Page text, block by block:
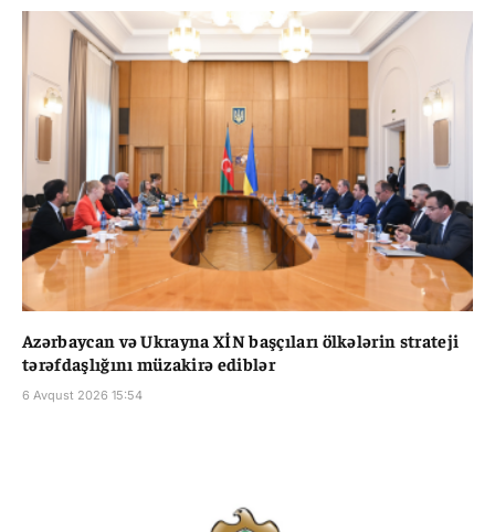
Azərbaycan və Ukrayna XİN başçıları ölkələrin strateji
tərəfdaşlığını müzakirə ediblər
6 Avqust 2026 15:54